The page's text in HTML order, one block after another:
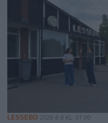
LESSEBO 2026-8-8 KL. 07:00